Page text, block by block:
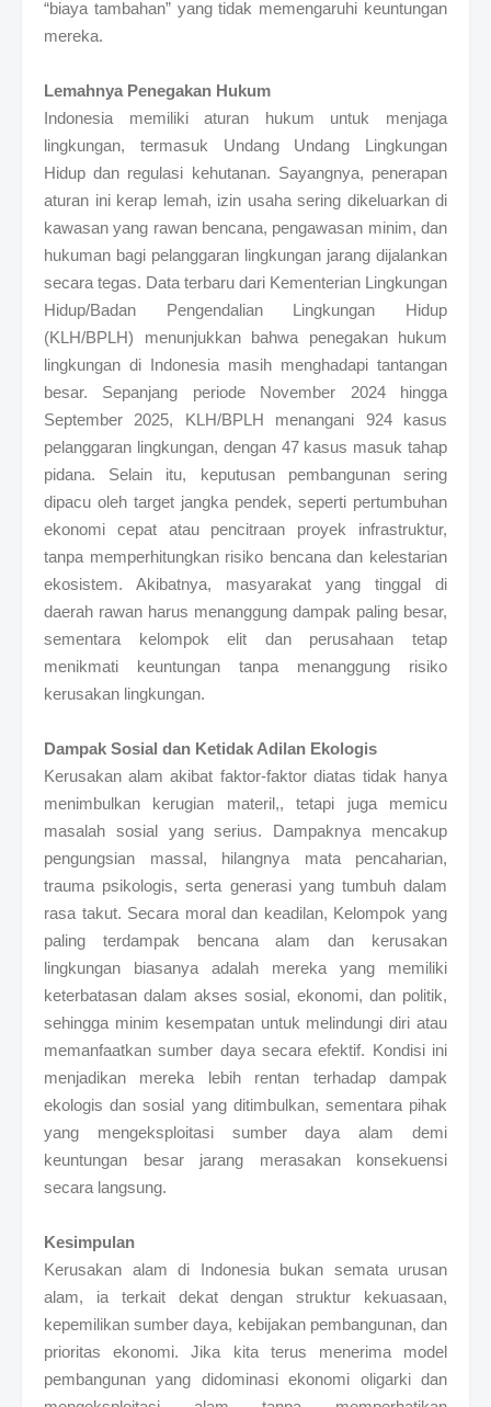
“biaya tambahan” yang tidak memengaruhi keuntungan
mereka.
Lemahnya Penegakan Hukum
Indonesia memiliki aturan hukum untuk menjaga
lingkungan, termasuk Undang Undang Lingkungan
Hidup dan regulasi kehutanan. Sayangnya, penerapan
aturan ini kerap lemah, izin usaha sering dikeluarkan di
kawasan yang rawan bencana, pengawasan minim, dan
hukuman bagi pelanggaran lingkungan jarang dijalankan
secara tegas. Data terbaru dari Kementerian Lingkungan
Hidup/Badan Pengendalian Lingkungan Hidup
(KLH/BPLH) menunjukkan bahwa penegakan hukum
lingkungan di Indonesia masih menghadapi tantangan
besar. Sepanjang periode November 2024 hingga
September 2025, KLH/BPLH menangani 924 kasus
pelanggaran lingkungan, dengan 47 kasus masuk tahap
pidana. Selain itu, keputusan pembangunan sering
dipacu oleh target jangka pendek, seperti pertumbuhan
ekonomi cepat atau pencitraan proyek infrastruktur,
tanpa memperhitungkan risiko bencana dan kelestarian
ekosistem. Akibatnya, masyarakat yang tinggal di
daerah rawan harus menanggung dampak paling besar,
sementara kelompok elit dan perusahaan tetap
menikmati keuntungan tanpa menanggung risiko
kerusakan lingkungan.
Dampak Sosial dan Ketidak Adilan Ekologis
Kerusakan alam akibat faktor-faktor diatas tidak hanya
menimbulkan kerugian materil,, tetapi juga memicu
masalah sosial yang serius. Dampaknya mencakup
pengungsian massal, hilangnya mata pencaharian,
trauma psikologis, serta generasi yang tumbuh dalam
rasa takut. Secara moral dan keadilan, Kelompok yang
paling terdampak bencana alam dan kerusakan
lingkungan biasanya adalah mereka yang memiliki
keterbatasan dalam akses sosial, ekonomi, dan politik,
sehingga minim kesempatan untuk melindungi diri atau
memanfaatkan sumber daya secara efektif. Kondisi ini
menjadikan mereka lebih rentan terhadap dampak
ekologis dan sosial yang ditimbulkan, sementara pihak
yang mengeksploitasi sumber daya alam demi
keuntungan besar jarang merasakan konsekuensi
secara langsung.
Kesimpulan
Kerusakan alam di Indonesia bukan semata urusan
alam, ia terkait dekat dengan struktur kekuasaan,
kepemilikan sumber daya, kebijakan pembangunan, dan
prioritas ekonomi. Jika kita terus menerima model
pembangunan yang didominasi ekonomi oligarki dan